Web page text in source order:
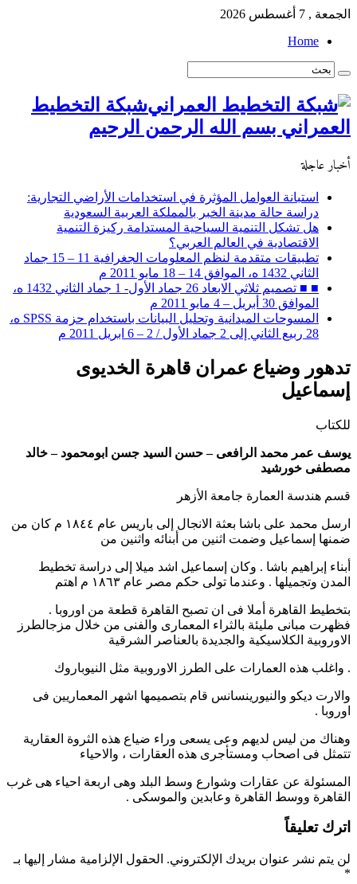
الجمعة , 7 أغسطس 2026
Home
شبكة التخطيط
العمراني بسم الله الرحمن الرحيم
أخبار عاجلة
استبانة العوامل المؤثرة في استخدامات الأراضي التجارية:
دراسة حالة مدينة الخبر بالمملكة العربية السعودية
هل تشكل التنمية السياحية المستدامة ركيزة التنمية
الاقتصادية في العالم العربي؟
تطبيقات متقدمة لنظم المعلومات الجغرافية 11 – 15 جماد
الثاني 1432 ه، الموافق 14 – 18 مايو 2011 م
■ ■ تصميم ثلاثي الابعاد 26 جماد الأول- 1 جماد الثاني 1432 ه،
الموافق 30 أبريل – 4 مايو 2011 م
المسوحات الميدانية وتحليل البيانات باستخدام حزمة SPSS ه،
28 ربيع الثاني إلى 2 جماد الأول / 2 – 6 ابريل 2011 م
تدهور وضياع عمران قاهرة الخديوى
إسماعيل
للكتاب
يوسف عمر محمد الرافعى–حسن السيد جسن ابومحمود–خالد
مصطفى خورشيد
قسم هندسة العمارة جامعة الأزهر
ارسل محمد على باشا بعثة الانجال إلى باريس عام ١٨٤٤ م كان من
ضمنها إسماعيل وضمت اثنين من أبنائه واثنين من
أبناء إبراهيم باشا . وكان إسماعيل اشد ميلا إلى دراسة تخطيط
المدن وتجميلها . وعندما تولى حكم مصر عام ١٨٦٣ م اهتم
بتخطيط القاهرة أملا فى ان تصبح القاهرة قطعة من اوروبا .
فظهرت مبانى مليئة بالثراء المعمارى والفنى من خلال مزجالطرز
الاوروبية الكلاسيكية والجديدة بالعناصر الشرقية
. واغلب هذه العمارات على الطرز الاوروبية مثل النيوباروك
والارت ديكو والنيورينسانس قام بتصميمها اشهر المعماريين فى
اوروبا .
وهناك من ليس لديهم وعى يسعى وراء ضياع هذه الثروة العقارية
تتمثل فى اصحاب ومستأجرى هذه العقارات ، والاحياء
المسئولة عن عقارات وشوارع وسط البلد وهى اربعة احياء هى غرب
القاهرة ووسط القاهرة وعابدين والموسكى .
اترك تعليقاً
لن يتم نشر عنوان بريدك الإلكتروني. الحقول الإلزامية مشار إليها بـ
*